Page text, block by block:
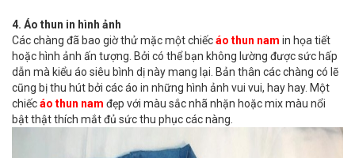
4. Áo thun in hình ảnh
Các chàng đã bao giờ thử mặc một chiếcáo thun nam in họa tiết
hoặc hình ảnh ấn tượng. Bởi có thể bạn không lường được sức hấp
dẫn mà kiểu áo siêu bình dị này mang lại. Bản thân các chàng có lẽ
cũng bị thu hút bởi các áo in những hình ảnh vui vui, hay hay. Một
chiếcáo thun nam đẹp với màu sắc nhã nhặn hoặc mix màu nổi
bật thật thích mắt đủ sức thu phục các nàng.